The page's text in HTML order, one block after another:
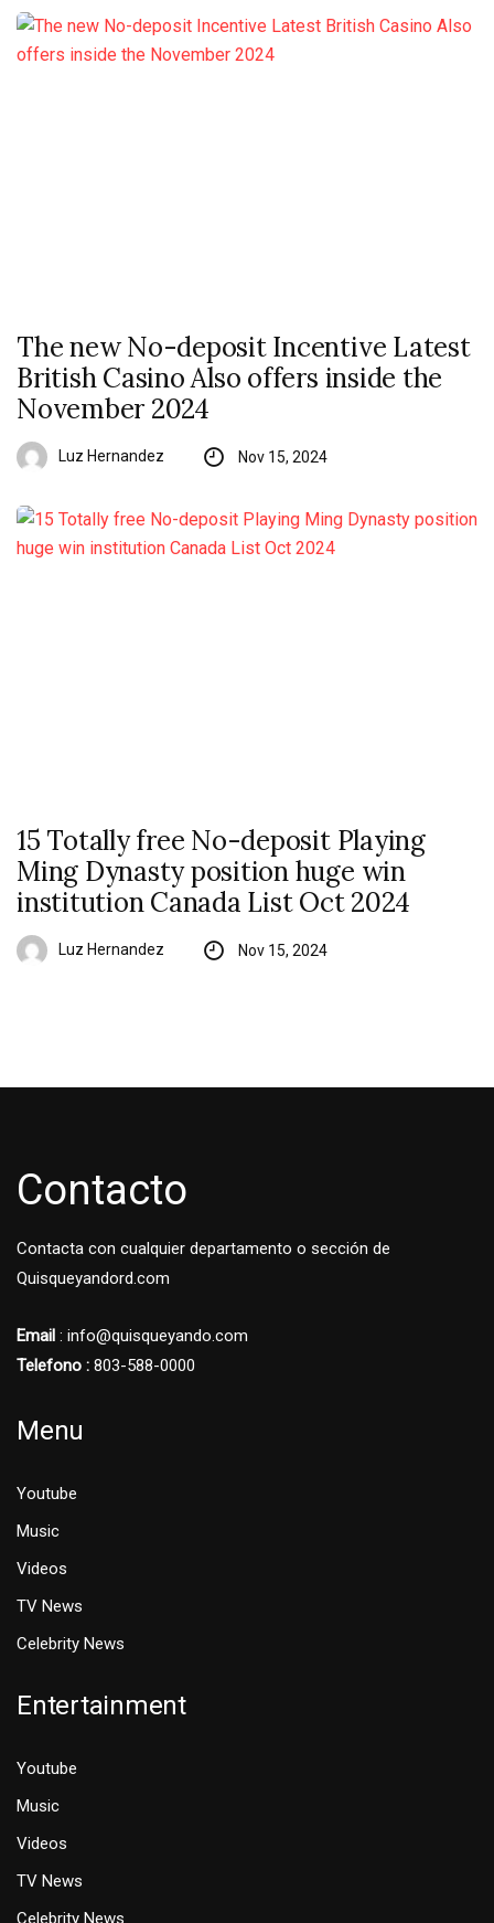
The new No-deposit Incentive Latest
British Casino Also offers inside the
November 2024
Luz Hernandez Nov 15, 2024
15 Totally free No-deposit Playing
Ming Dynasty position huge win
institution Canada List Oct 2024
Luz Hernandez Nov 15, 2024
Contacto
Contacta con cualquier departamento o sección de
Quisqueyandord.com
Email : info@quisqueyando.com
Telefono : 803-588-0000
Menu
Youtube
Music
Videos
TV News
Celebrity News
Entertainment
Youtube
Music
Videos
TV News